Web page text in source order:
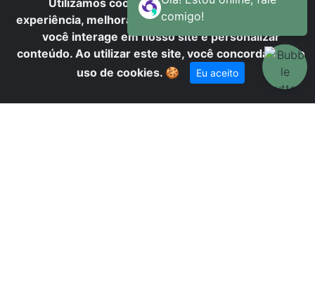
A
Utilizamos cookies para oferecer melhor
experiência, melhorar o desempenho, analisar como
você interage em nosso site e personalizar
conteúdo. Ao utilizar este site, você concorda com o
uso de cookies. 🍪 Eu aceito